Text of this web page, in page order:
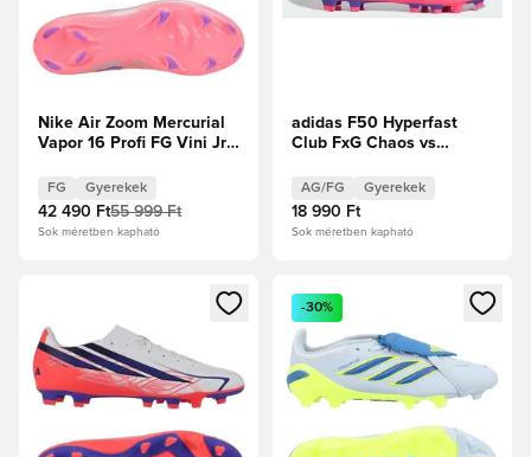
Nike Air Zoom Mercurial
Vapor 16 Profi FG Vini Jr.
Naplemente energia/Old
Royal Gyerek
FG Gyerekek
42 490 Ft55 999 Ft
Sok méretben kapható
adidas F50 Hyperfast
Club FxG Chaos vs
AG/FG Gyerekek
18 990 Ft
Sok méretben kapható
Megnyit egy modált a bejelentkezéshez vagy a tagként
Megnyit egy modált a
-30%